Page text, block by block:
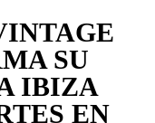
SU
IBIZA
EN